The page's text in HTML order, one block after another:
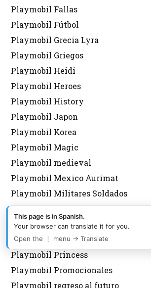
Playmobil Fallas
Playmobil Fútbol
Playmobil Grecia Lyra
Playmobil Griegos
Playmobil Heidi
Playmobil Heroes
Playmobil History
Playmobil Japon
Playmobil Korea
Playmobil Magic
Playmobil medieval
Playmobil Mexico Aurimat
Playmobil Militares Soldados
Playmobil navidad
Playmobil Nordistas
Playmobil Personalizados Custom
Playmobil Princess
Playmobil Promocionales
Playmobil regreso al futuro
This page is in Spanish.
Your browser can translate it for you.
Open the ⋮ menu → Translate